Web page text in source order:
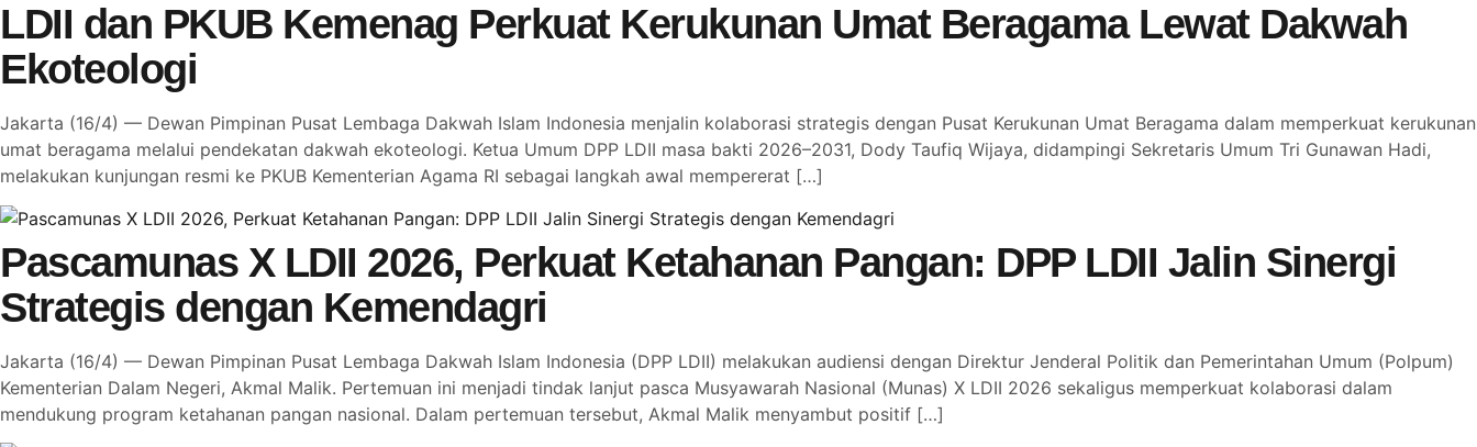
LDII dan PKUB Kemenag Perkuat Kerukunan Umat Beragama Lewat Dakwah
Ekoteologi
Jakarta (16/4) — Dewan Pimpinan Pusat Lembaga Dakwah Islam Indonesia menjalin kolaborasi strategis dengan Pusat Kerukunan Umat Beragama dalam memperkuat kerukunan
umat beragama melalui pendekatan dakwah ekoteologi. Ketua Umum DPP LDII masa bakti 2026–2031, Dody Taufiq Wijaya, didampingi Sekretaris Umum Tri Gunawan Hadi,
melakukan kunjungan resmi ke PKUB Kementerian Agama RI sebagai langkah awal mempererat […]
Pascamunas X LDII 2026, Perkuat Ketahanan Pangan: DPP LDII Jalin Sinergi
Strategis dengan Kemendagri
Jakarta (16/4) — Dewan Pimpinan Pusat Lembaga Dakwah Islam Indonesia (DPP LDII) melakukan audiensi dengan Direktur Jenderal Politik dan Pemerintahan Umum (Polpum)
Kementerian Dalam Negeri, Akmal Malik. Pertemuan ini menjadi tindak lanjut pasca Musyawarah Nasional (Munas) X LDII 2026 sekaligus memperkuat kolaborasi dalam
mendukung program ketahanan pangan nasional. Dalam pertemuan tersebut, Akmal Malik menyambut positif […]